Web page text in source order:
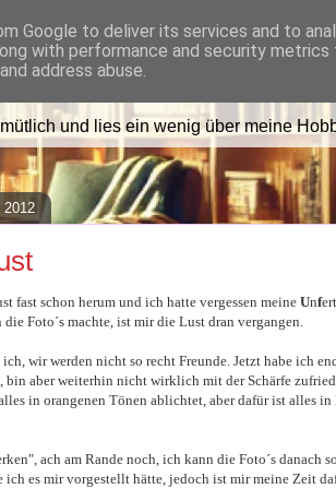
lädt Dich in ihr
und lies ein wenig über meine
2012
fast schon herum und ich hatte vergessen meine Unf
Foto´s machte, ist mir die Lust dran vergangen.
wir werden nicht so recht Freunde. Jetzt habe ich
aber weiterhin nicht wirklich mit der Schärfe
in orangenen Tönen ablichtet, aber dafür ist alles
ach am Rande noch, ich kann die Foto´s danach
ich es mir vorgestellt hätte, jedoch ist mir meine Zeit
Google to deliver its services and to
with performance and security
address abuse.